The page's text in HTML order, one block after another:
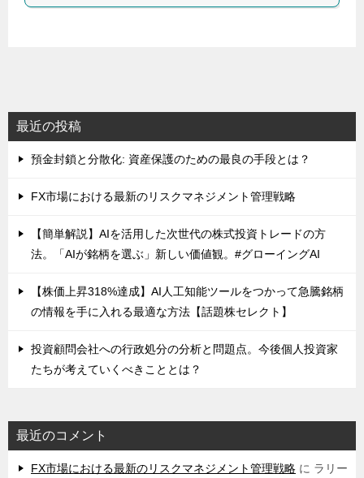
最近の投稿
預金封鎖と分散化: 資産保護のための最良の手段とは？
FX市場における最新のリスクマネジメント管理戦略
【簡単解説】AIを活用した次世代の株式投資トレードの方
法。「AIが銘柄を選ぶ」新しい価値観。#グローイングAI
【株価上昇318%達成】AI人工知能ツールをつかって急騰銘柄
の情報を手に入れる最適な方法【話題株セレクト】
投資顧問会社への行政処分の分析と問題点。今後個人投資家
たちが考えていくべきこととは？
最近のコメント
FX市場における最新のリスクマネジメント管理戦略 に ラリー